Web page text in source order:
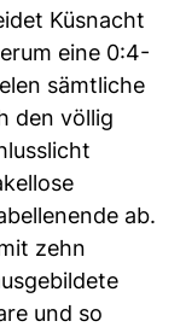
Küsnacht
eine 0:4-
sämtliche
den völlig
ab.
zehn
und so